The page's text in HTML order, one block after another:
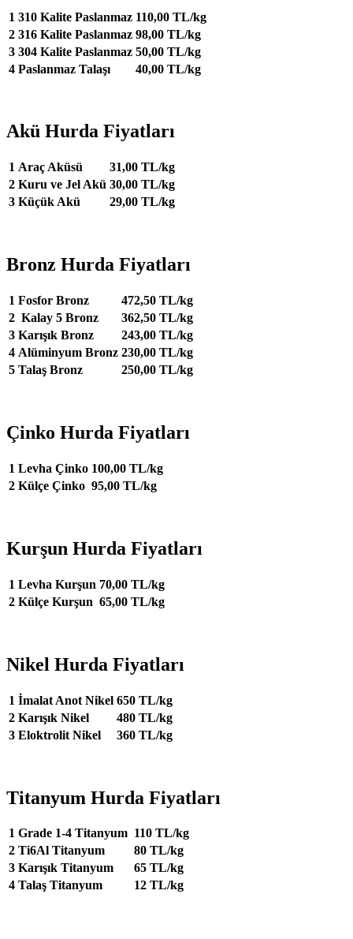
1 310 Kalite Paslanmaz 110,00 TL/kg
2 316 Kalite Paslanmaz 98,00 TL/kg
3 304 Kalite Paslanmaz 50,00 TL/kg
4 Paslanmaz Talaşı 40,00 TL/kg
Akü Hurda Fiyatları
1 Araç Aküsü
31,00 TL/kg
2 Kuru ve Jel Akü 30,00 TL/kg
3 Küçük Akü 29,00 TL/kg
Bronz Hurda Fiyatları
1 Fosfor Bronz
472,50 TL/kg
2 Kalay 5 Bronz
362,50 TL/kg
3 Karışık Bronz
243,00 TL/kg
4 Alüminyum Bronz 230,00 TL/kg
5 Talaş Bronz 250,00 TL/kg
Çinko Hurda Fiyatları
1 Levha Çinko 100,00 TL/kg
2 Külçe Çinko 95,00 TL/kg
Kurşun Hurda Fiyatları
1 Levha Kurşun 70,00 TL/kg
2 Külçe Kurşun 65,00 TL/kg
Nikel Hurda Fiyatları
1 İmalat Anot Nikel 650 TL/kg
2 Karışık Nikel
480 TL/kg
3 Eloktrolit Nikel 360 TL/kg
Titanyum Hurda Fiyatları
1 Grade 1-4 Titanyum 110 TL/kg
2 Ti6Al Titanyum
80 TL/kg
3 Karışık Titanyum
65 TL/kg
4 Talaş Titanyum 12 TL/kg